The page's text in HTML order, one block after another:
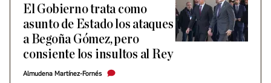
El Gobierno trata como
asunto de Estado los ataques
a Begoña Gómez, pero
consiente los insultos al Rey
Almudena Martínez-Fornés